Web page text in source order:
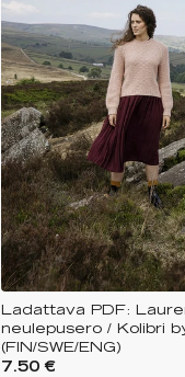
Ladattava PDF:
neulepusero / Kolibri
(FIN/SWE/ENG)
7.50 €